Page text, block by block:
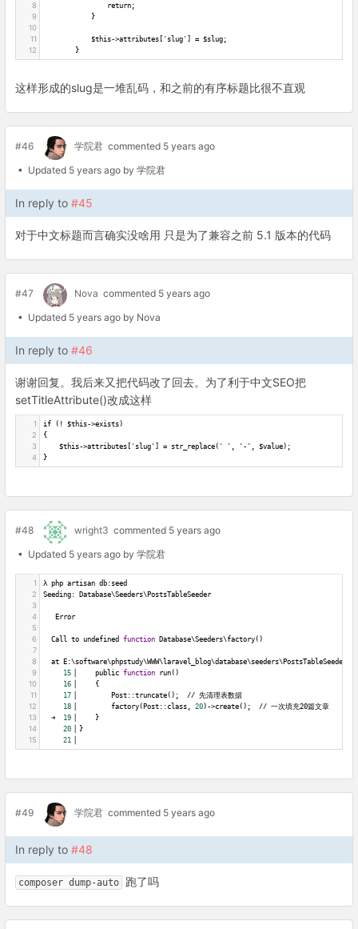
8
                return;
9
            }
10
11
            $this->attributes['slug'] = $slug;
12
        }
这样形成的slug是一堆乱码，和之前的有序标题比很不直观
#46 学院君 commented 5 years ago
• Updated 5 years ago by 学院君
In reply to #45
对于中文标题而言确实没啥用 只是为了兼容之前 5.1 版本的代码
#47 Nova commented 5 years ago
• Updated 5 years ago by Nova
In reply to #46
谢谢回复。我后来又把代码改了回去。为了利于中文SEO把
setTitleAttribute()改成这样
1
if (! $this->exists)
2
{
3
    $this->attributes['slug'] = str_replace(' ', '-', $value);
4
}
#48 wright3 commented 5 years ago
• Updated 5 years ago by 学院君
1
λ php
2
Seeding: Database\Seeders\PostsTableSeeder
3
4
   Error
5
6
  Call to undefined
function Database\Seeders\factory()
7
8
at
9
15 ▕     public function run()
10
16 ▕     {
11
17 ▕         Post::truncate();  // 先清理表数据
12
18 ▕         factory(Post::class, 20)->create();  // 一次填充20篇文章
13
  ➜
19 ▕     }
14
20 ▕ }
15
21
#49 学院君 commented 5 years ago
In reply to #48
composer dump-auto 跑了吗